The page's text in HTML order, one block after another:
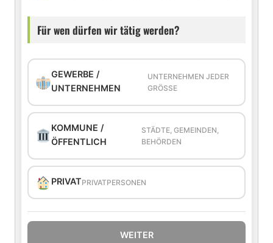
Für wen dürfen wir tätig werden?
GEWERBE /
UNTERNEHMEN
UNTERNEHMEN JEDER
GRÖSSE
KOMMUNE /
ÖFFENTLICH
STÄDTE, GEMEINDEN,
BEHÖRDEN
PRIVATPRIVATPERSONEN
WEITER